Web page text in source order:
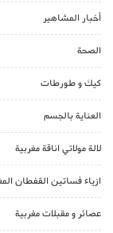
أخبار المشاهير
الصحة
كيك و طورطات
العناية بالجسم
لالة مولاتي اناقة مغربية
ازياء فساتين القفطان
عصائر و مقبلات مغربية